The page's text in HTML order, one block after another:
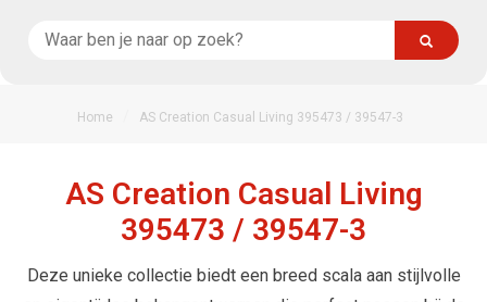
Home AS Creation Casual Living 395473 / 39547-3
AS Creation Casual Living
395473 / 39547-3
Deze unieke collectie biedt een breed scala aan stijlvolle